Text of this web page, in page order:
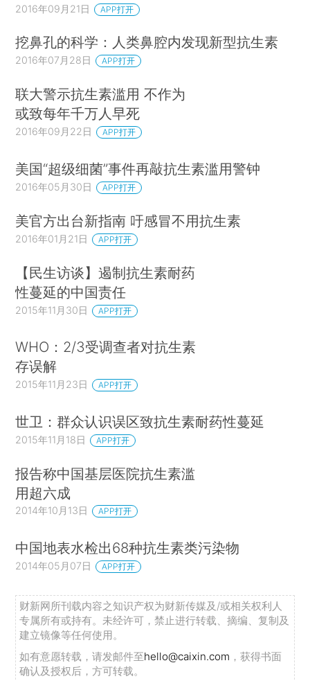
2016年09月21日 APP打开
挖鼻孔的科学：人类鼻腔内发现新型抗生素
2016年07月28日 APP打开
联大警示抗生素滥用 不作为
或致每年千万人早死
2016年09月22日 APP打开
美国“超级细菌”事件再敲抗生素滥用警钟
2016年05月30日 APP打开
美官方出台新指南 吁感冒不用抗生素
2016年01月21日 APP打开
【民生访谈】遏制抗生素耐药
性蔓延的中国责任
2015年11月30日 APP打开
WHO：2/3受调查者对抗生素
存误解
2015年11月23日 APP打开
世卫：群众认识误区致抗生素耐药性蔓延
2015年11月18日 APP打开
报告称中国基层医院抗生素滥
用超六成
2014年10月13日 APP打开
中国地表水检出68种抗生素类污染物
2014年05月07日 APP打开
财新网所刊载内容之知识产权为财新传媒及/或相关权利人
专属所有或持有。未经许可，禁止进行转载、摘编、复制及
建立镜像等任何使用。
如有意愿转载，请发邮件至hello@caixin.com ，获得书面
确认及授权后，方可转载。